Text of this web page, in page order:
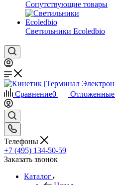
Сопутствующие товары
Светильники Ecoledbio
Сравнение0 Отложенные
Телефоны
+7 (495) 134-50-59
Заказать звонок
Каталог